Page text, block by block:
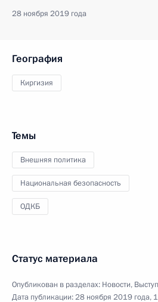
28 ноября 2019 года
География
Киргизия
Темы
Внешняя политика
Национальная безопасность
ОДКБ
Статус материала
Опубликован в разделах: Новости,
Дата публикации:28 ноября 2019 года,